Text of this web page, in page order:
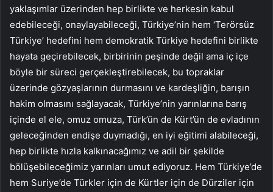
yaklaşımlar üzerinden hep birlikte ve herkesin kabul
edebileceği, onaylayabileceği, Türkiye’nin hem ‘Terörsüz
Türkiye’ hedefini hem demokratik Türkiye hedefini birlikte
hayata geçirebilecek, birbirinin peşinde değil ama iç içe
böyle bir süreci gerçekleştirebilecek, bu topraklar
üzerinde gözyaşlarının durmasını ve kardeşliğin, barışın
hakim olmasını sağlayacak, Türkiye’nin yarınlarına barış
içinde el ele, omuz omuza, Türk’ün de Kürt’ün de evladının
geleceğinden endişe duymadığı, en iyi eğitimi alabileceği,
hep birlikte hızla kalkınacağımız ve adil bir şekilde
bölüşebileceğimiz yarınları umut ediyoruz. Hem Türkiye’de
hem Suriye’de Türkler için de Kürtler için de Dürziler için